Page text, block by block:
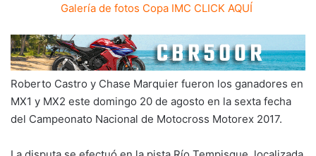
Galería de fotos Copa IMC CLICK AQUÍ
Roberto Castro y Chase Marquier fueron los ganadores en
MX1 y MX2 este domingo 20 de agosto en la sexta fecha
del Campeonato Nacional de Motocross Motorex 2017.